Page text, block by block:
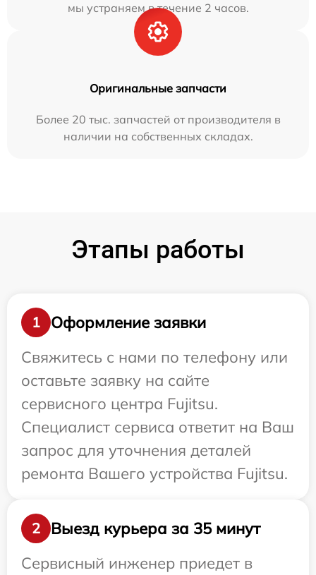
мы устраняем в течение 2 часов.
Оригинальные запчасти
Более 20 тыс. запчастей от производителя в
наличии на собственных складах.
Этапы работы
1
Оформление заявки
Свяжитесь с нами по телефону или
оставьте заявку на сайте
сервисного центра Fujitsu.
Специалист сервиса ответит на Ваш
запрос для уточнения деталей
ремонта Вашего устройства Fujitsu.
2
Выезд курьера за 35 минут
Сервисный инженер приедет в